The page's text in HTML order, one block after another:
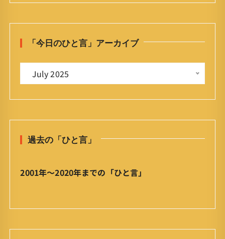
r
:
「今日のひと言」アーカイブ
ひ
言
ア
イ
July 2025
過去の「ひと言」
2001年〜2020年までの「ひと言」